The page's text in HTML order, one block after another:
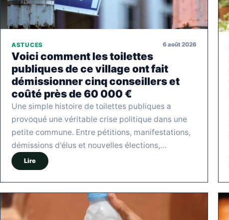
ASTUCES 6 août 2026
Voici comment les toilettes
publiques de ce village ont fait
démissionner cinq conseillers et
coûté près de 60 000 €
Une simple histoire de toilettes publiques a
provoqué une véritable crise politique dans une
petite commune. Entre pétitions, manifestations,
démissions d'élus et nouvelles élections,…
Lire